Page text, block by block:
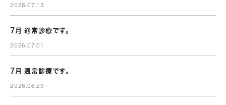
2026.07.13
7月 通常診療です。
2026.07.01
7月 通常診療です。
2026.06.29